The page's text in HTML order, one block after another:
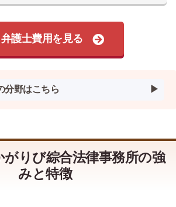
弁護士費用を見る
分野はこちら
がりび綜合法律事務所の強
みと特徴